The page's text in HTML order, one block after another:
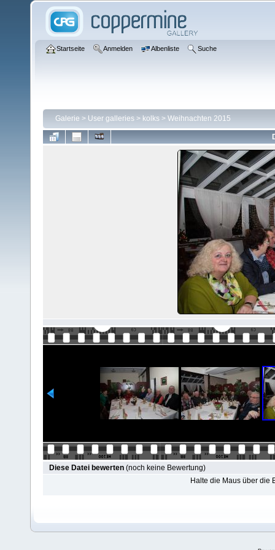
Startseite Anmelden Albenliste Suche
Galerie > User galleries > kolks > Weihnachten 2015
Diese Datei bewerten (noch keine Bewertung)
Halte die Maus über die